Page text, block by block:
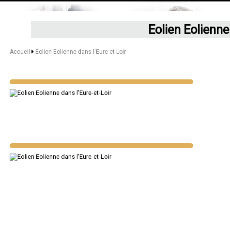
Eolien
Accueil Eolien Eolienne dans l'Eure-et-Loir